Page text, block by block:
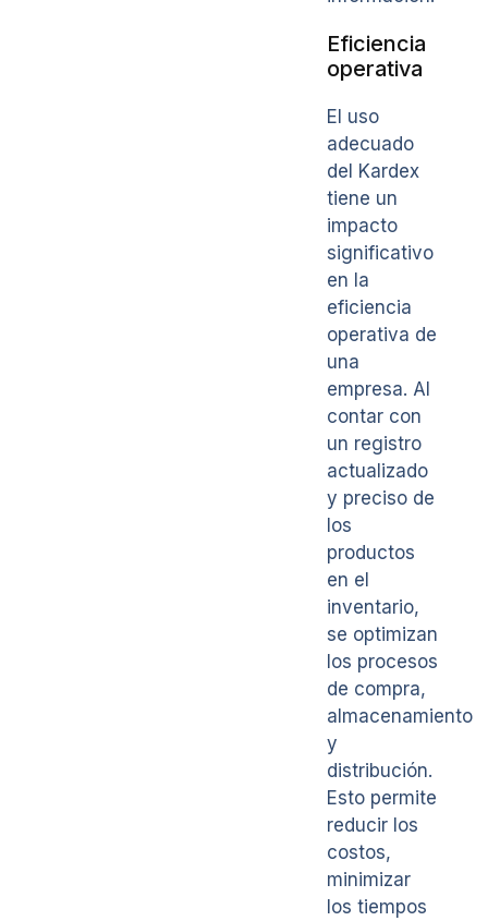
Eficiencia
operativa
El uso
adecuado
del Kardex
tiene un
impacto
significativo
en la
eficiencia
operativa de
una
empresa. Al
contar con
un registro
actualizado
y preciso de
los
productos
en el
inventario,
se optimizan
los procesos
de compra,
almacenamiento
y
distribución.
Esto permite
reducir los
costos,
minimizar
los tiempos